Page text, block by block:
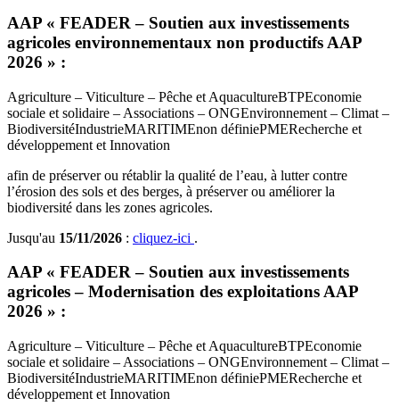
AAP « FEADER – Soutien aux investissements
agricoles environnementaux non productifs AAP
2026 » :
Agriculture – Viticulture – Pêche et AquacultureBTPEconomie
sociale et solidaire – Associations – ONGEnvironnement – Climat –
BiodiversitéIndustrieMARITIMEnon définiePMERecherche et
développement et Innovation
afin de préserver ou rétablir la qualité de l’eau, à lutter contre
l’érosion des sols et des berges, à préserver ou améliorer la
biodiversité dans les zones agricoles.
Jusqu'au 15/11/2026 : cliquez-ici .
AAP « FEADER – Soutien aux investissements
agricoles – Modernisation des exploitations AAP
2026 » :
Agriculture – Viticulture – Pêche et AquacultureBTPEconomie
sociale et solidaire – Associations – ONGEnvironnement – Climat –
BiodiversitéIndustrieMARITIMEnon définiePMERecherche et
développement et Innovation